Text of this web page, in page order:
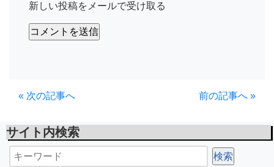
新しい投稿をメールで受け取る
前の記事へ »
« 次の記事へ
サイト内検索